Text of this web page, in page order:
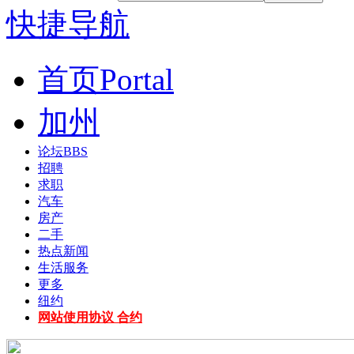
快捷导航
首页Portal
加州
论坛BBS
招聘
求职
汽车
房产
二手
热点新闻
生活服务
更多
纽约
网站使用协议 合约